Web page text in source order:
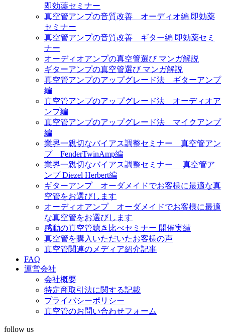
即効薬セミナー
真空管アンプの音質改善 オーディオ編 即効薬
セミナー
真空管アンプの音質改善 ギター編 即効薬セミ
ナー
オーディオアンプの真空管選び マンガ解説
ギターアンプの真空管選び マンガ解説
真空管アンプのアップグレード法 ギターアンプ
編
真空管アンプのアップグレード法 オーディオア
ンプ編
真空管アンプのアップグレード法 マイクアンプ
編
業界一親切なバイアス調整セミナー 真空管アン
プ FenderTwinAmp編
業界一親切なバイアス調整セミナー 真空管ア
ンプ Diezel Herbert編
ギターアンプ オーダメイドでお客様に最適な真
空管をお選びします
オーディオアンプ オーダメイドでお客様に最適
な真空管をお選びします
感動の真空管聴き比べセミナー 開催実績
真空管を購入いただいたお客様の声
真空管関連のメディア紹介記事
FAQ
運営会社
会社概要
特定商取引法に関する記載
プライバシーポリシー
真空管のお問い合わせフォーム
follow us